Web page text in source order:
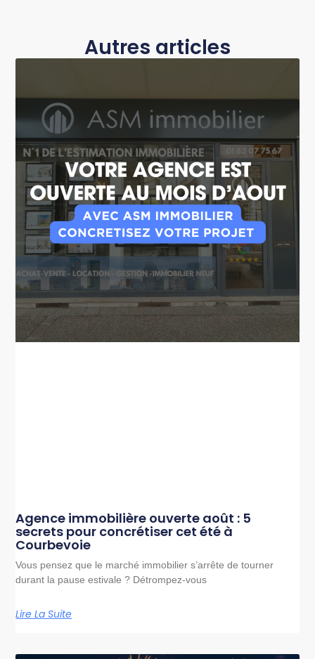
Autres articles
Agence immobilière ouverte août : 5
secrets pour concrétiser cet été à
Courbevoie
Vous pensez que le marché immobilier s’arrête de tourner
durant la pause estivale ? Détrompez-vous
Lire La Suite